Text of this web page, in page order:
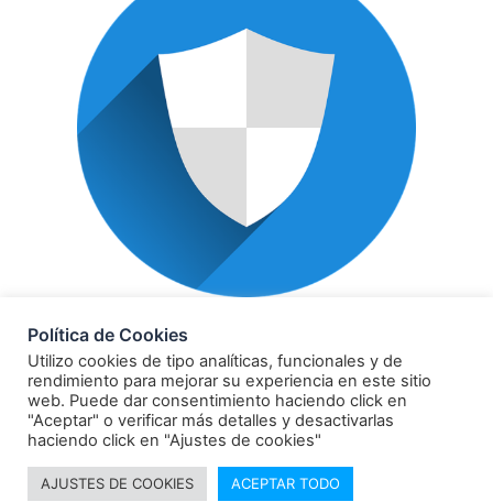
© 2021 Todos los derechos reservados Comunicación
y verdad
Política de Cookies
Utilizo cookies de tipo analíticas, funcionales y de
rendimiento para mejorar su experiencia en este sitio
web. Puede dar consentimiento haciendo click en
"Aceptar" o verificar más detalles y desactivarlas
haciendo click en "Ajustes de cookies"
AJUSTES DE COOKIES ACEPTAR TODO